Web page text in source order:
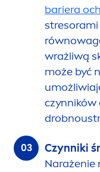
bariera
wrażliwą
może być
czynników
Czynniki